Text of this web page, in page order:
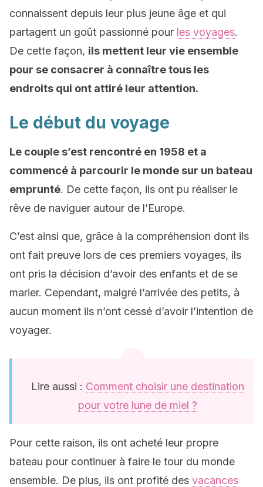
connaissent depuis leur plus jeune âge et qui
partagent un goût passionné pour les voyages.
De cette façon, ils mettent leur vie ensemble
pour se consacrer à connaître tous les
endroits qui ont attiré leur attention.
Le début du voyage
Le couple s’est rencontré en 1958 et a
commencé à parcourir le monde sur un bateau
emprunté. De cette façon, ils ont pu réaliser le
rêve de naviguer autour de l’Europe.
C’est ainsi que, grâce à la compréhension dont ils
ont fait preuve lors de ces premiers voyages, ils
ont pris la décision d’avoir des enfants et de se
marier. Cependant, malgré l’arrivée des petits, à
aucun moment ils n’ont cessé d’avoir l’intention de
voyager.
Lire aussi : Comment choisir une destination
pour votre lune de miel ?
Pour cette raison, ils ont acheté leur propre
bateau pour continuer à faire le tour du monde
ensemble. De plus, ils ont profité des vacances